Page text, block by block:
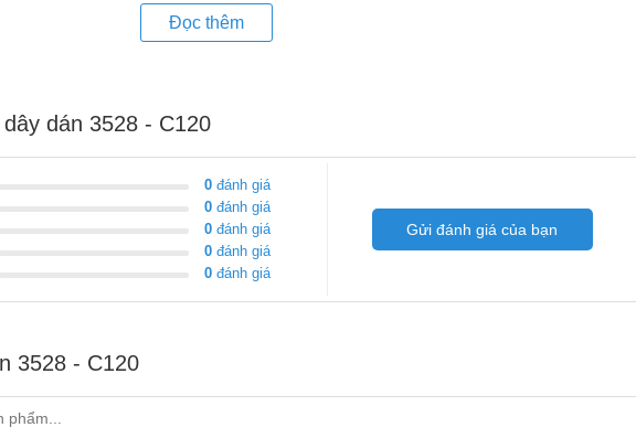
Hình ảnh led dây dán 3528 không keo 120 led/m
cách lắp led dây dán
làm bằng các chip led nhỏ được gia công thiết kế tỉ mỉ tạo ra một bản mạnh điện
Đọc thêm
dán 3528 - C120
0 đánh giá
0 đánh giá
0 đánh giá
0 đánh giá
0 đánh giá
Gửi đánh giá của bạn
3528 - C120